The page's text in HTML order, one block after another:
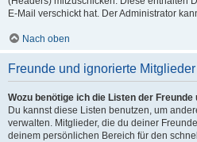
E-Mail verschickt hat. Der Administrator
Nach oben
Freunde und ignorierte Mitglieder
Wozu benötige ich die Listen der
Du kannst diese Listen benutzen, um
verwalten. Mitglieder, die du deiner
deinem persönlichen Bereich für den